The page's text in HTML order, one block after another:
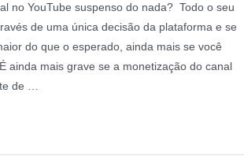
no YouTube suspenso do nada? Todo o seu
de uma única decisão da plataforma e se
do que o esperado, ainda mais se você
ainda mais grave se a monetização do canal
de …